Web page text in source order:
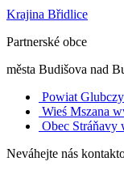
Krajina Břidlice
Partnerské obce
města Budišova nad
Powiat
Wieś Mszana
Obec Stráňavy
Neváhejte nás